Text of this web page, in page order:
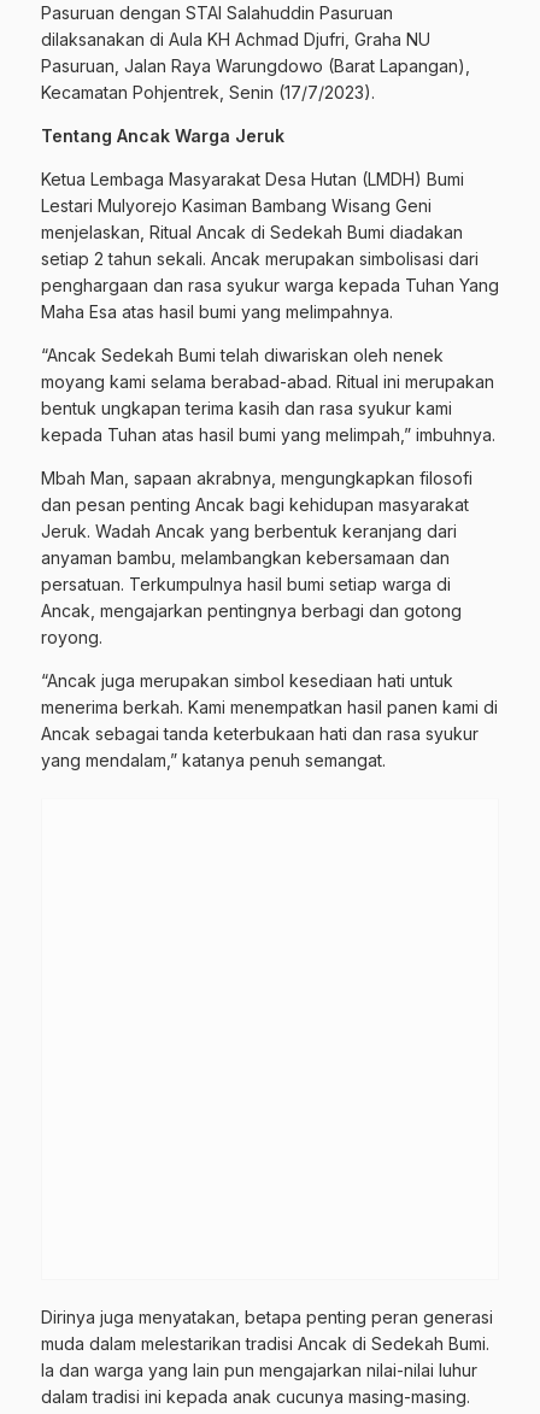
Pasuruan dengan STAI Salahuddin Pasuruan
dilaksanakan di Aula KH Achmad Djufri, Graha NU
Pasuruan, Jalan Raya Warungdowo (Barat Lapangan),
Kecamatan Pohjentrek, Senin (17/7/2023).
Tentang Ancak Warga Jeruk
Ketua Lembaga Masyarakat Desa Hutan (LMDH) Bumi
Lestari Mulyorejo Kasiman Bambang Wisang Geni
menjelaskan, Ritual Ancak di Sedekah Bumi diadakan
setiap 2 tahun sekali. Ancak merupakan simbolisasi dari
penghargaan dan rasa syukur warga kepada Tuhan Yang
Maha Esa atas hasil bumi yang melimpahnya.
“Ancak Sedekah Bumi telah diwariskan oleh nenek
moyang kami selama berabad-abad. Ritual ini merupakan
bentuk ungkapan terima kasih dan rasa syukur kami
kepada Tuhan atas hasil bumi yang melimpah,” imbuhnya.
Mbah Man, sapaan akrabnya, mengungkapkan filosofi
dan pesan penting Ancak bagi kehidupan masyarakat
Jeruk. Wadah Ancak yang berbentuk keranjang dari
anyaman bambu, melambangkan kebersamaan dan
persatuan. Terkumpulnya hasil bumi setiap warga di
Ancak, mengajarkan pentingnya berbagi dan gotong
royong.
“Ancak juga merupakan simbol kesediaan hati untuk
menerima berkah. Kami menempatkan hasil panen kami di
Ancak sebagai tanda keterbukaan hati dan rasa syukur
yang mendalam,” katanya penuh semangat.
Dirinya juga menyatakan, betapa penting peran generasi
muda dalam melestarikan tradisi Ancak di Sedekah Bumi.
Ia dan warga yang lain pun mengajarkan nilai-nilai luhur
dalam tradisi ini kepada anak cucunya masing-masing.